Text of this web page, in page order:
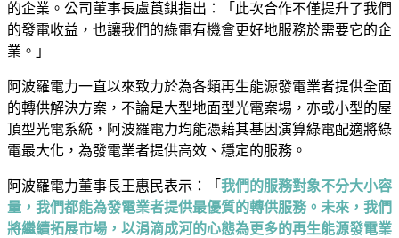
的企業。公司董事長盧莨錤指出：「此次合作不僅提升了我們
的發電收益，也讓我們的綠電有機會更好地服務於需要它的企
業。」
阿波羅電力一直以來致力於為各類再生能源發電業者提供全面
的轉供解決方案，不論是大型地面型光電案場，亦或小型的屋
頂型光電系統，阿波羅電力均能憑藉其基因演算綠電配適將綠
電最大化，為發電業者提供高效、穩定的服務。
阿波羅電力董事長王惠民表示：「 我們的服務對象不分大小容
量，我們都能為發電業者提供最優質的轉供服務。未來，我們
將繼續拓展市場，以涓滴成河的心態為更多的再生能源發電業